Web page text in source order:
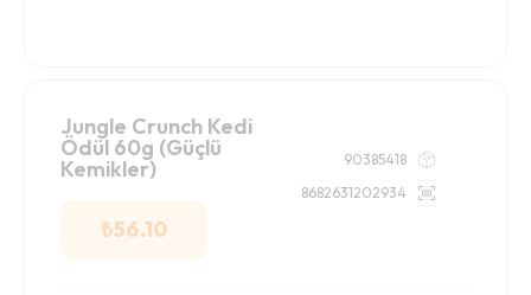
Jungle Crunch Kedi
Ödül 60g (Güçlü
Kemikler)
₺56.10
90385418
8682631202934